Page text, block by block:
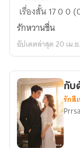
ข้าม
เส้น
กั้น.....ไป
รัก
เรื่องสั้น1700
รักหวานชื่น
อัปเดตล่าสุด 20 เม.
กับ
รักสี
Prrsa